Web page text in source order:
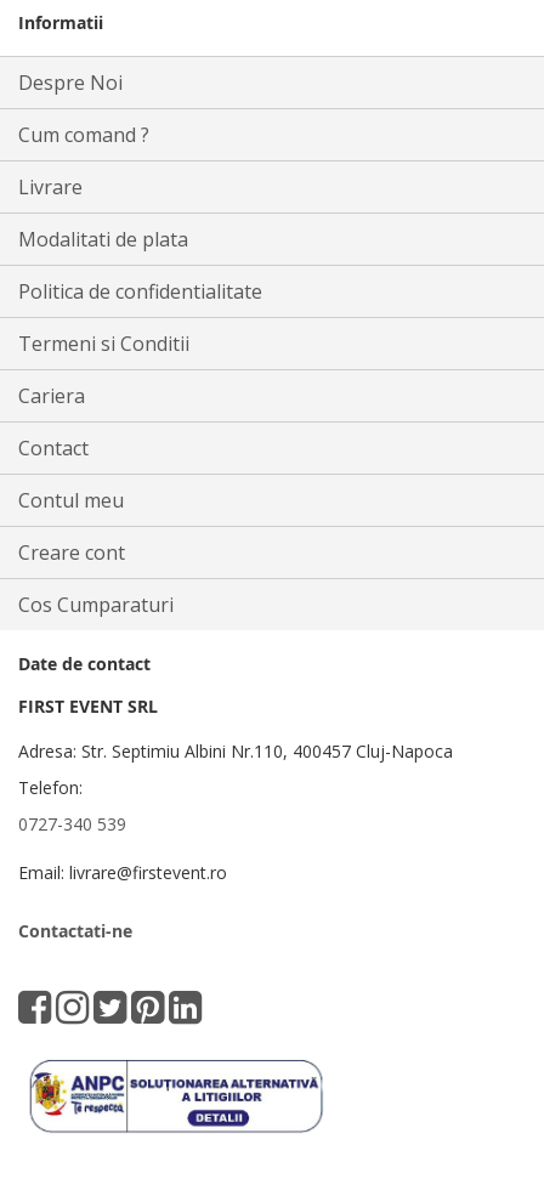
Informatii
Despre Noi
Cum comand ?
Livrare
Modalitati de plata
Politica de confidentialitate
Termeni si Conditii
Cariera
Contact
Contul meu
Creare cont
Cos Cumparaturi
Date de contact
FIRST EVENT SRL
Adresa: Str. Septimiu Albini Nr.110, 400457 Cluj-Napoca
Telefon:
0727-340 539
Email: livrare@firstevent.ro
Contactati-ne